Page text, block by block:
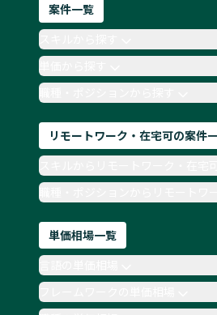
案件一覧
単価から探す
職種・ポジションから探す
リモートワーク・在宅可の案件
職種・ポジションからリモートワ
単価相場一覧